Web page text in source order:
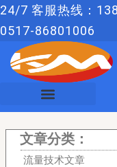
跳
至
24/7 客服热线：
0517-86801006
文章分类：
流量技术文章